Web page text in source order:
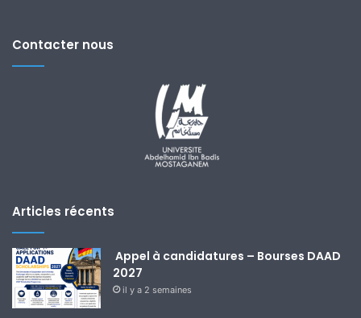
Contacter nous
Articles récents
Appel à candidatures – Bourses DAAD
2027
il y a 2 semaines